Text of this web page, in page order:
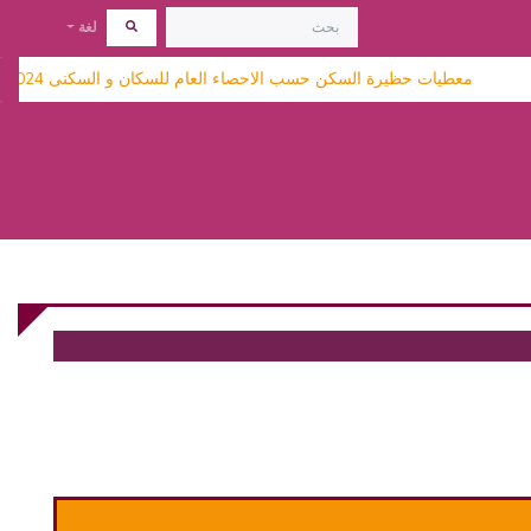
لغة
معطيات حظيرة السكن حسب الاحصاء العام للسكان و السكنى 2024 متاحة